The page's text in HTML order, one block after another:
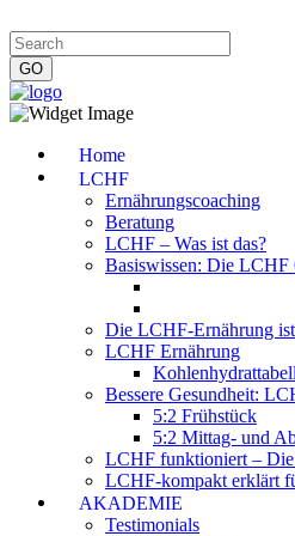
Home
LCHF
Ernährungscoaching
Beratung
LCHF – Was ist das?
Basiswissen: Die LCHF
Die LCHF-Ernährung
LCHF Ernährung
Bessere Gesundheit:
5:2 Frühstück
5:2 Mittag- und
LCHF funktioniert –
LCHF-kompakt erklärt
AKADEMIE
Testimonials